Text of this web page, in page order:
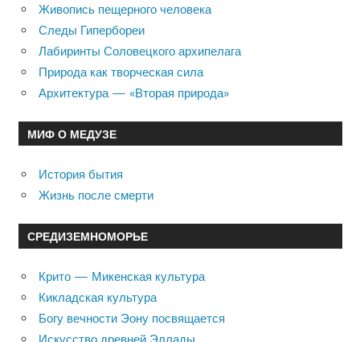
Живопись пещерного человека
Следы Гипербореи
Лабиринты Соловецкого архипелага
Природа как творческая сила
Архитектура — «Вторая природа»
МИФ О МЕДУЗЕ
История бытия
Жизнь после смерти
СРЕДИЗЕМНОМОРЬЕ
Крито — Микенская культура
Кикладская культура
Богу вечности Эону посвящается